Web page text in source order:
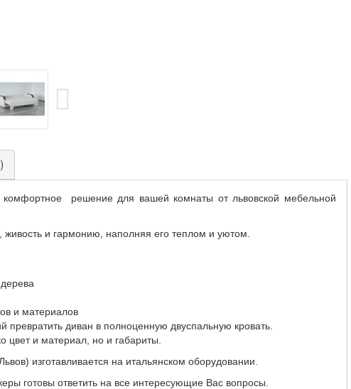
решение для вашей комнаты от львовской мебельной
живость и гармонию, наполняя его теплом и уютом.
и материалов
диван в полноценную двуспальную кровать.
цвет и материал, но и габариты.
изготавливается на итальянском оборудовании.
готовы ответить на все интересующие Вас вопросы.